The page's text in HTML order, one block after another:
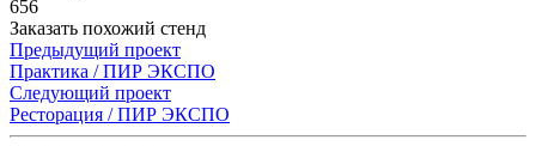
656
Заказать похожий стенд
Предыдущий проект
Практика / ПИР ЭКСПО
Следующий проект
Ресторация / ПИР ЭКСПО